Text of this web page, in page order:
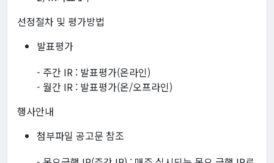
선정절차 및 평가방법
발표평가
- 주간 IR : 발표평가(온라인)
- 월간 IR : 발표평가(온/오프라인)
행사안내
첨부파일 공고문 참조